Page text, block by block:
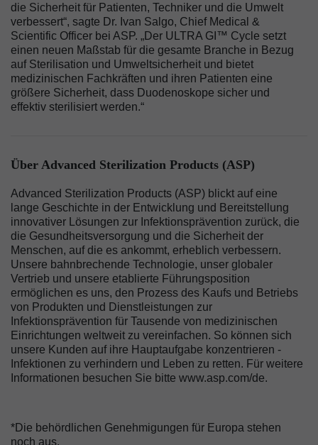
die Sicherheit für Patienten, Techniker und die Umwelt
verbessert“, sagte Dr. Ivan Salgo, Chief Medical &
Scientific Officer bei ASP. „Der ULTRA GI™ Cycle setzt
einen neuen Maßstab für die gesamte Branche in Bezug
auf Sterilisation und Umweltsicherheit und bietet
medizinischen Fachkräften und ihren Patienten eine
größere Sicherheit, dass Duodenoskope sicher und
effektiv sterilisiert werden.“
Über Advanced Sterilization Products (ASP)
Advanced Sterilization Products (ASP) blickt auf eine
lange Geschichte in der Entwicklung und Bereitstellung
innovativer Lösungen zur Infektionsprävention zurück, die
die Gesundheitsversorgung und die Sicherheit der
Menschen, auf die es ankommt, erheblich verbessern.
Unsere bahnbrechende Technologie, unser globaler
Vertrieb und unsere etablierte Führungsposition
ermöglichen es uns, den Prozess des Kaufs und Betriebs
von Produkten und Dienstleistungen zur
Infektionsprävention für Tausende von medizinischen
Einrichtungen weltweit zu vereinfachen. So können sich
unsere Kunden auf ihre Hauptaufgabe konzentrieren -
Infektionen zu verhindern und Leben zu retten. Für weitere
Informationen besuchen Sie bitte www.asp.com/de.
*Die behördlichen Genehmigungen für Europa stehen
noch aus.